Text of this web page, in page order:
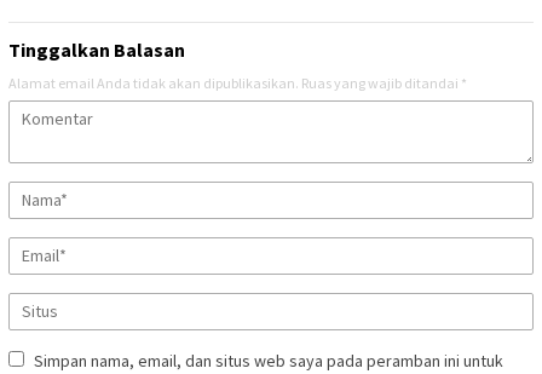
Tinggalkan Balasan
Alamat email Anda tidak akan dipublikasikan. Ruas yang wajib ditandai *
Simpan nama, email, dan situs web saya pada peramban ini untuk